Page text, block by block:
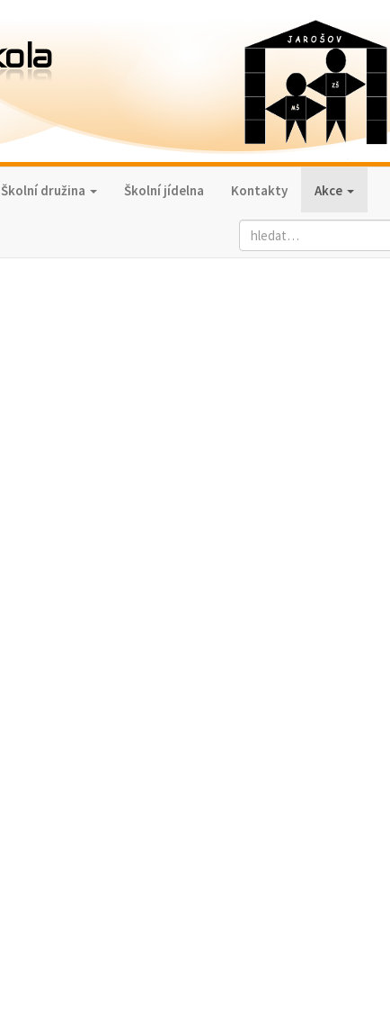
Školní družina Školní jídelna Kontakty Akce